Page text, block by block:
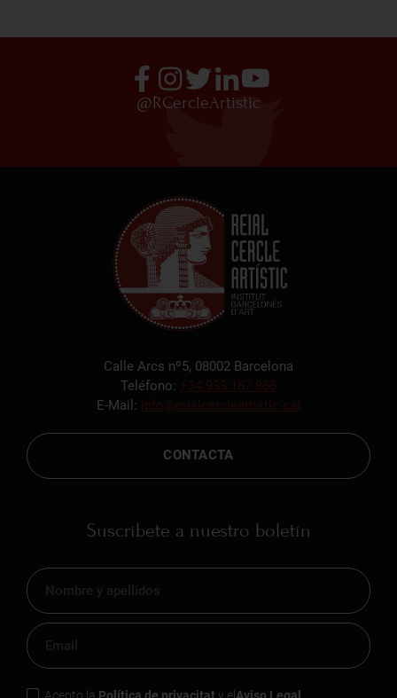
@RCercleArtistic
Calle Arcs nº5, 08002 Barcelona
Teléfono: +34 933 187 866
E-Mail: info@reialcercleartistic.cat
CONTACTA
Suscríbete a nuestro boletín